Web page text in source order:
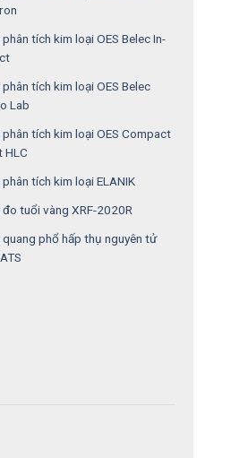
phân tích kim loại OES Belec In-
phân tích kim loại OES Belec
Lab
phân tích kim loại OES Compact
HLC
phân tích kim loại ELANIK
đo tuổi vàng XRF-2020R
quang phổ hấp thụ nguyên tử